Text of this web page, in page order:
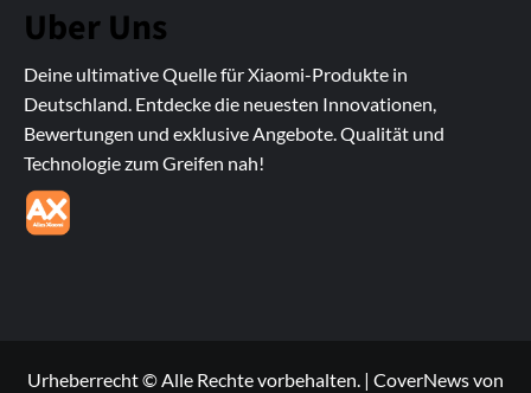
Uber Uns
Deine ultimative Quelle für Xiaomi-Produkte in
Deutschland. Entdecke die neuesten Innovationen,
Bewertungen und exklusive Angebote. Qualität und
Technologie zum Greifen nah!
Urheberrecht © Alle Rechte vorbehalten. | CoverNewsvon